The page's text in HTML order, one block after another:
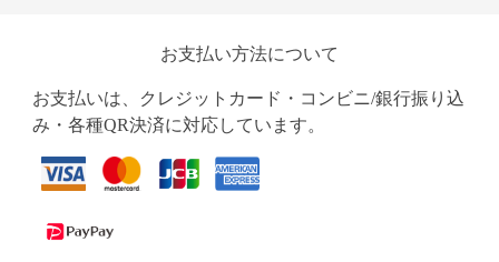
み・各種QR決済に対応しています。